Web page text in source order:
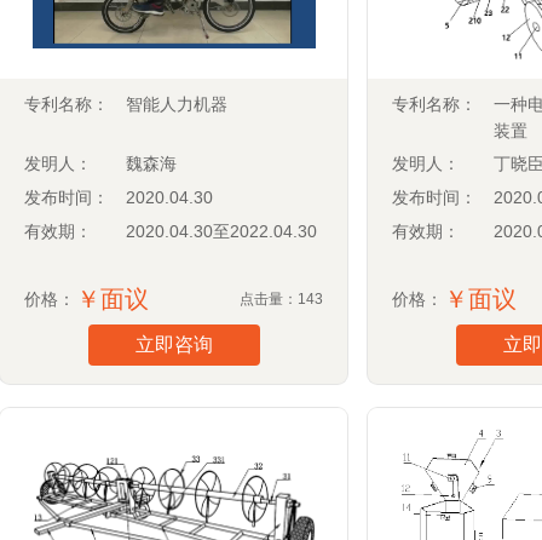
专利名称： 智能人力机器
发明人：
魏森海
发布时间：
2020.04.30
有效期：
2020.04.30至2022.04.30
价格： ￥面议 点击量：143
立即咨询
专利名称：
一种
装置
发明人：
丁晓
发布时间：
有效期：
价格： ￥面议
立